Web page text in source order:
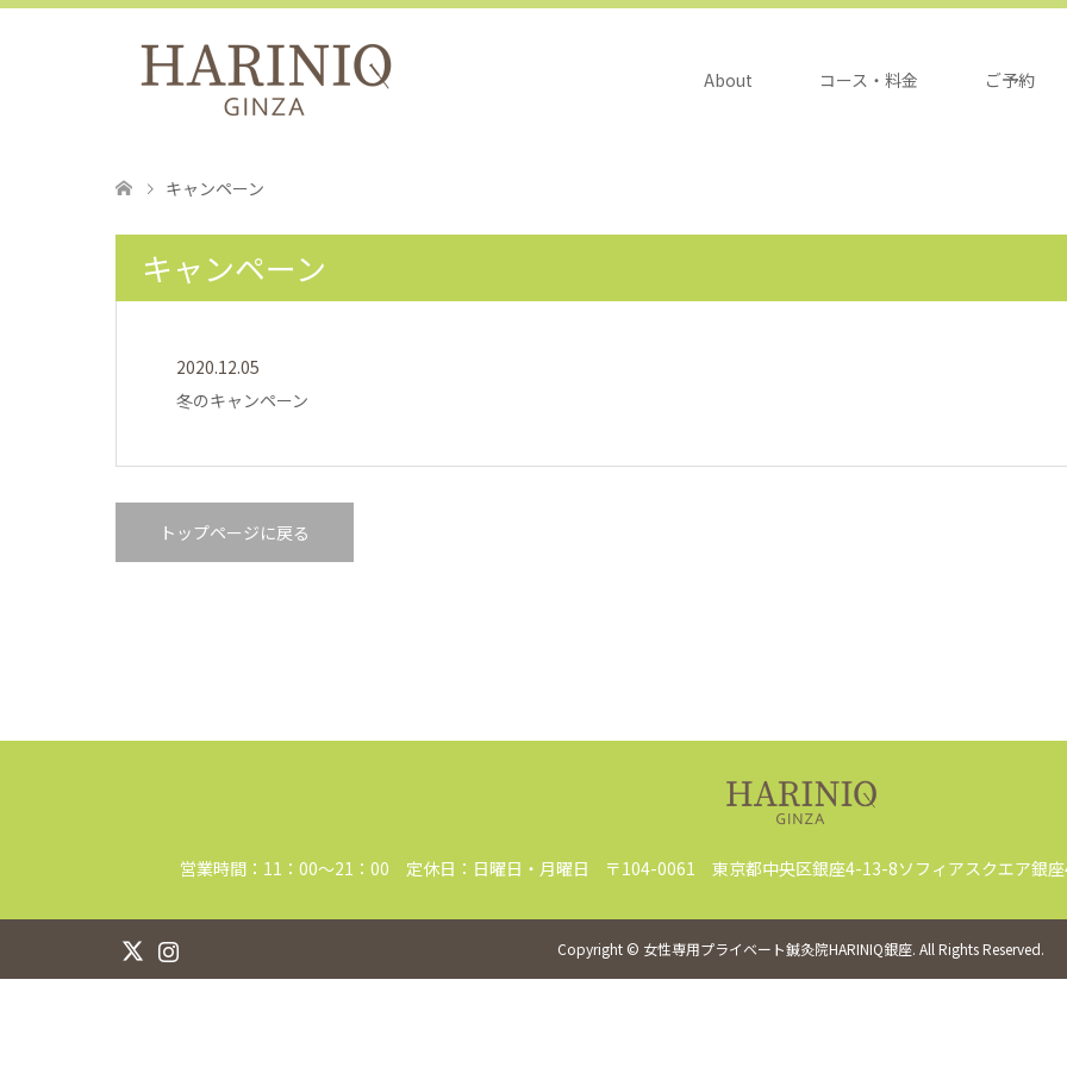
About コース・料金 ご予約
キャンペーン
キャンペーン
2020.12.05
冬のキャンペーン
トップページに戻る
営業時間：11：00～21：00 定休日：日曜日・月曜日 〒104-0061 東京都中央区銀座4-13-8ソフィアスクエア銀座
Copyright © 女性専用プライベート鍼灸院HARINIQ銀座. All Rights Reserved.